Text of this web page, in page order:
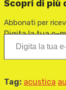
Scopri di più
Abbonati per
Digita la tua e-
Tag: acustica